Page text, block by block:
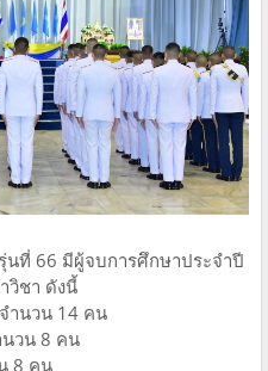
นที่ 66 มีผู้จบการศึกษาประจำปี
วิชา ดังนี้
ำนวน 14 คน
นวน 8 คน
8 คน